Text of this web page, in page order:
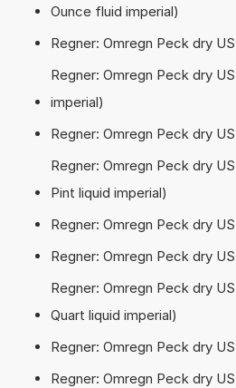
Ounce fluid imperial)
Regner: Omregn Peck dry
Regner: Omregn Peck dry
imperial)
Regner: Omregn Peck dry
Regner: Omregn Peck dry
Pint liquid imperial)
Regner: Omregn Peck dry
Regner: Omregn Peck dry
Regner: Omregn Peck dry
Quart liquid imperial)
Regner: Omregn Peck dry
Regner: Omregn Peck dry